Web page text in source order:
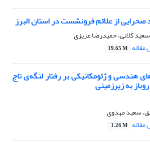
صحرایی از علائم فرونشست در استان البرز
کلانی، حمیدرضا عزیزی
19.65 M
هندسی و ژئومکانیکی بر رفتار لنگه‌ی تاج
به زیرزمینی
سعید مهدوی
1.26 M